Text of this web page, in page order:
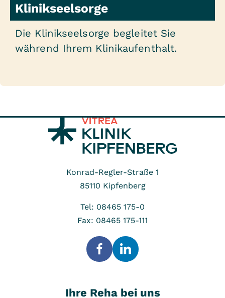
Klinikseelsorge
Die Klinikseelsorge begleitet Sie
während Ihrem Klinikaufenthalt.
Konrad-Regler-Straße 1
85110 Kipfenberg
Tel: 08465 175-0
Fax: 08465 175-111
Ihre Reha bei uns